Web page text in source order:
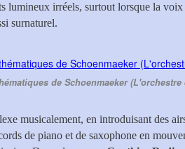
lumineux irréels, surtout lorsque la
surnaturel.
de Schoenmaeker (L'orchestre
musicalement, en introduisant des
de piano et de saxophone en